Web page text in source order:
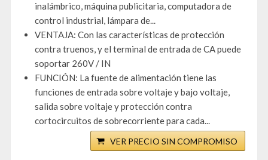
inalámbrico, máquina publicitaria, computadora de
control industrial, lámpara de...
VENTAJA: Con las características de protección
contra truenos, y el terminal de entrada de CA puede
soportar 260V / IN
FUNCIÓN: La fuente de alimentación tiene las
funciones de entrada sobre voltaje y bajo voltaje,
salida sobre voltaje y protección contra
cortocircuitos de sobrecorriente para cada...
VER PRECIO SIN COMPROMISO